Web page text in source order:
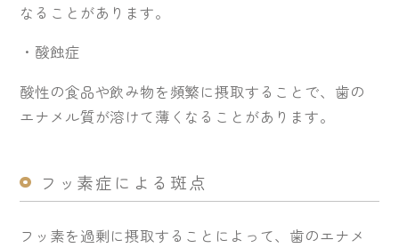
なることがあります。
・ 酸蝕症
酸性の食品や飲み物を頻繁に摂取することで、歯の
エナメル質が溶けて薄くなることがあります。
フッ素症による斑点
フッ素を過剰に摂取することによって、歯のエナメ